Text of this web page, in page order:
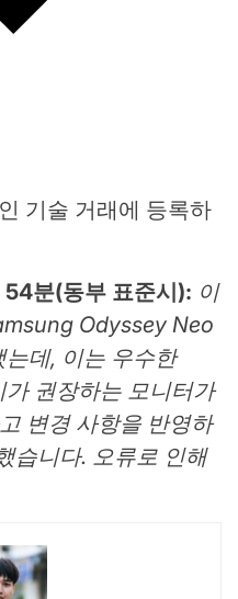
기술 거래에 등록하
분(동부 표준시): 이
Odyssey Neo
데, 이는 우수한
권장하는 모니터가
변경 사항을 반영하
습니다. 오류로 인해